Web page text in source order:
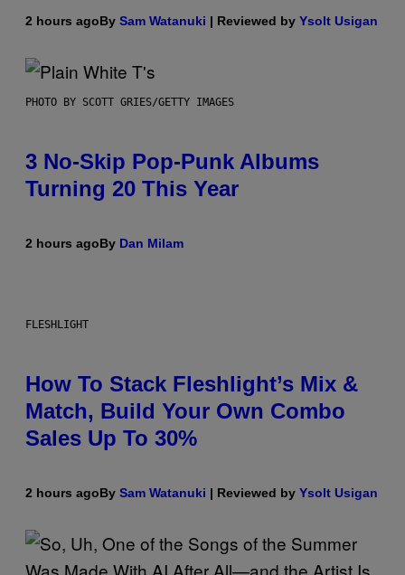
2 hours agoBy Sam Watanuki | Reviewed by Ysolt Usigan
PHOTO BY SCOTT GRIES/GETTY IMAGES
3 No-Skip Pop-Punk Albums
Turning 20 This Year
2 hours agoBy Dan Milam
FLESHLIGHT
How To Stack Fleshlight’s Mix &
Match, Build Your Own Combo
Sales Up To 30%
2 hours agoBy Sam Watanuki | Reviewed by Ysolt Usigan